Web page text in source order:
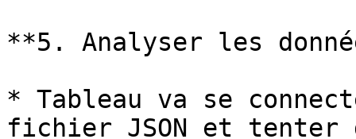
**5. Analyser les
* Tableau va se
fichier JSON et